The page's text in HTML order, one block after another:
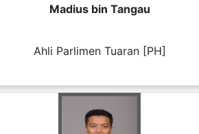
Madius bin Tangau
Ahli Parlimen Tuaran [PH]